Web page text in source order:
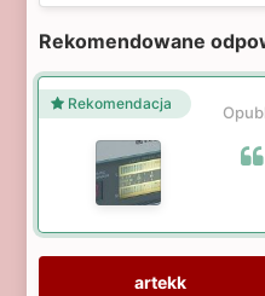
Rekomendowane
Rekomendacja
artekk